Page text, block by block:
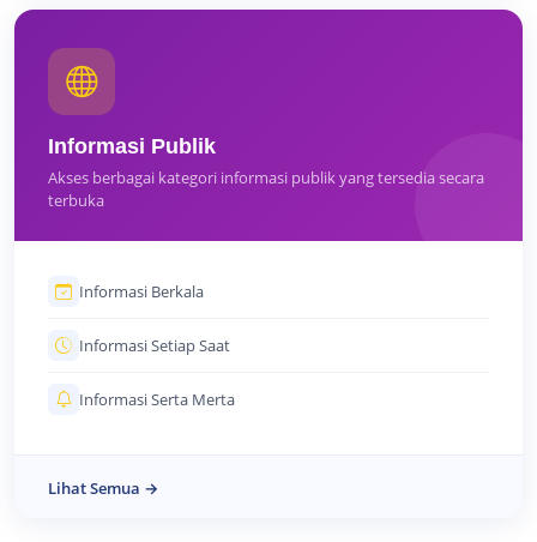
Informasi Publik
Akses berbagai kategori informasi publik yang tersedia secara
terbuka
Informasi Berkala
Informasi Setiap Saat
Informasi Serta Merta
Lihat Semua →